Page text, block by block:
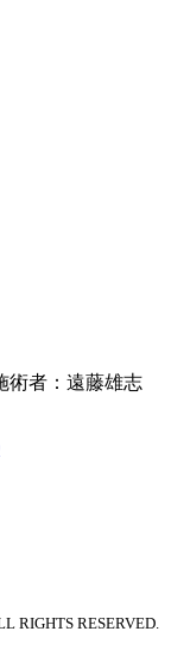
者：遠藤雄志
RESERVED.